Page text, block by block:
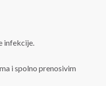
infekcije.
i spolno prenosivim